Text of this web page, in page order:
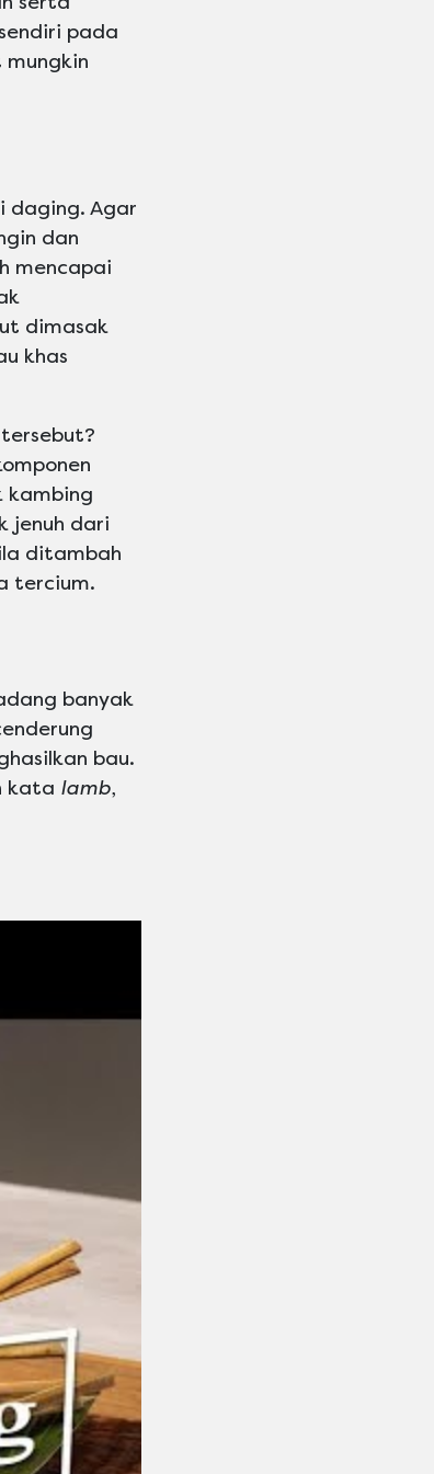
pada
daging. Agar
dan
mencapai
dimasak
khas
kambing
jenuh dari
ditambah
tercium.
banyak
bau.
kata lamb,